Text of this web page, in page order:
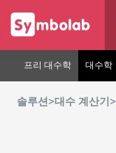
프리 대수학 대수학
솔루션 >대수 계산기 >